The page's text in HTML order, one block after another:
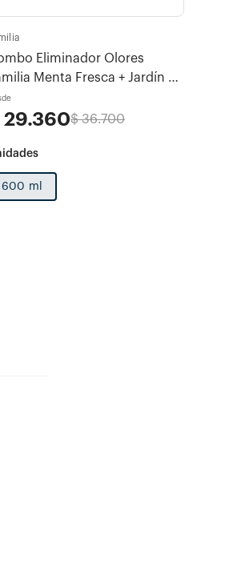
Eliminador Olores
Menta Fresca + Jardín de
29.360$ 36.700
600 ml